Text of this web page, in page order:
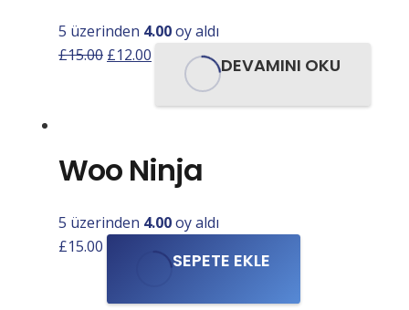
5 üzerinden 4.00oy aldı
£15.00 Orijinal
£12.00
andaki
DEVAMINI OKU
Woo Ninja
5 üzerinden 4.00oy aldı
£15.00
SEPETE EKLE